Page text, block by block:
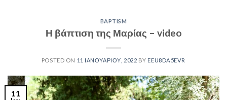
BAPTISM
Η βάπτιση της Μαρίας – video
POSTED ON 11 ΙΑΝΟΥΑΡΊΟΥ, 2022 BY EEU8DA5EVR
11